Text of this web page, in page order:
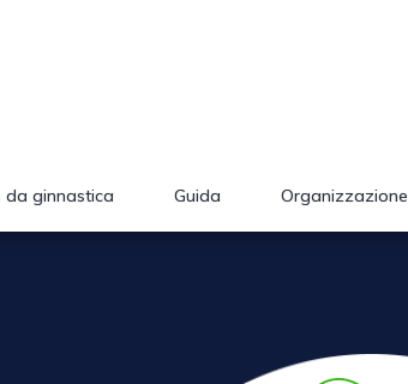
da ginnastica Guida Organizzazione